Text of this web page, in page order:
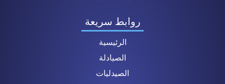
روابط سريعة
الرئيسية
الصيادلة
الصيدليات